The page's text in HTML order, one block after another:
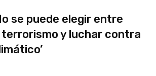
se puede elegir entre
y luchar contra